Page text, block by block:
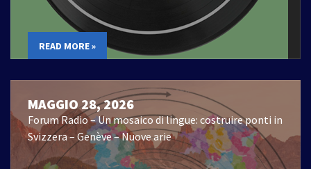
READ MORE »
MAGGIO 28, 2026
Forum Radio – Un mosaico di lingue: costruire ponti in
Svizzera – Genève – Nuove arie